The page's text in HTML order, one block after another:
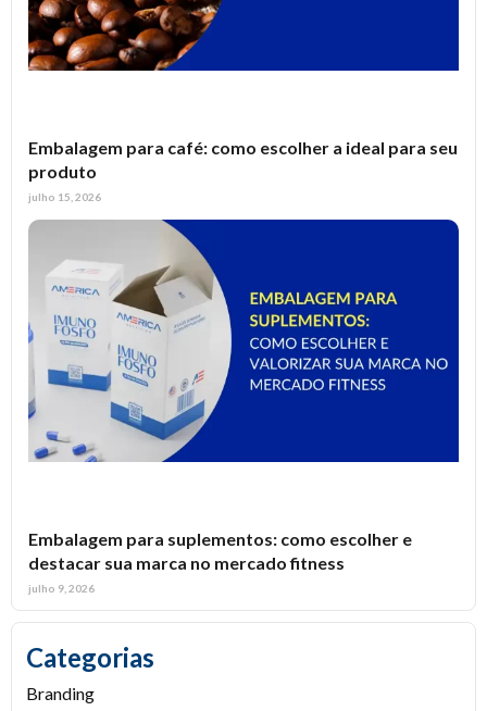
Embalagem para café: como escolher a ideal para seu
produto
julho 15, 2026
Embalagem para suplementos: como escolher e
destacar sua marca no mercado fitness
julho 9, 2026
Categorias
Branding